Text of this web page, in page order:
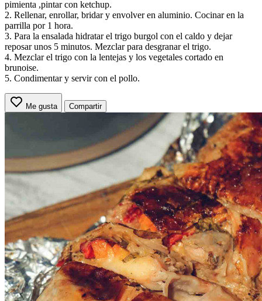
pimienta ,pintar con ketchup.
2. Rellenar, enrollar, bridar y envolver en aluminio. Cocinar en la
parrilla por 1 hora.
3. Para la ensalada hidratar el trigo burgol con el caldo y dejar
reposar unos 5 minutos. Mezclar para desgranar el trigo.
4. Mezclar el trigo con la lentejas y los vegetales cortado en
brunoise.
5. Condimentar y servir con el pollo.
Me gusta Compartir